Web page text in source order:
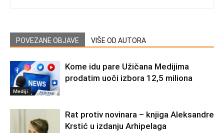
POVEZANE OBJAVE VIŠE OD AUTORA
Mediji
Kome idu pare Užičana Medijima
prodatim uoči izbora 12,5 miliona
Rat protiv novinara – knjiga Aleksandre
Krstić u izdanju Arhipelaga